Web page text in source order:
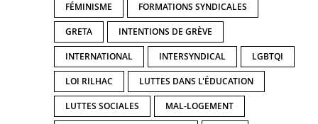
FÉMINISME FORMATIONS SYNDICALES
GRETA INTENTIONS DE GRÈVE
INTERNATIONAL INTERSYNDICAL LGBTQI
LOI RILHAC LUTTES DANS L'ÉDUCATION
LUTTES SOCIALES MAL-LOGEMENT